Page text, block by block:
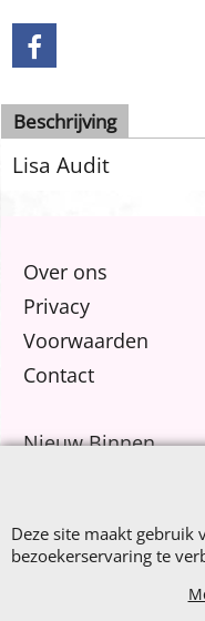
Beschrijving
Over ons
Privacy
Voorwaarden
Contact
Nieuw Binnen
Deze site maakt gebruik
bezoekerservaring te